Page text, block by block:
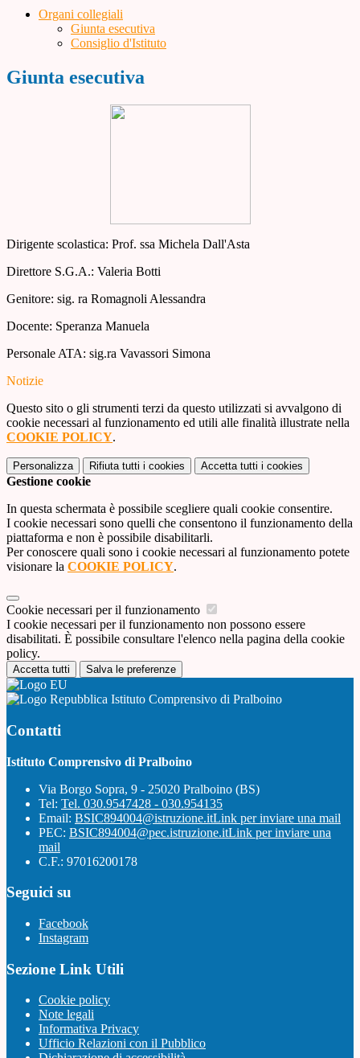
Organi collegiali
Giunta esecutiva
Consiglio d'Istituto
Giunta esecutiva
Dirigente scolastica: Prof. ssa Michela Dall'Asta
Direttore S.G.A.: Valeria Botti
Genitore: sig. ra Romagnoli Alessandra
Docente: Speranza Manuela
Personale ATA: sig.ra Vavassori Simona
Notizie
Questo sito o gli strumenti terzi da questo utilizzati si avvalgono di
cookie necessari al funzionamento ed utili alle finalità illustrate nella
COOKIE POLICY.
Personalizza Rifiuta tutti i cookies Accetta tutti i cookies
Gestione cookie
In questa schermata è possibile scegliere quali cookie consentire.
I cookie necessari sono quelli che consentono il funzionamento della
piattaforma e non è possibile disabilitarli.
Per conoscere quali sono i cookie necessari al funzionamento potete
visionare la COOKIE POLICY.
Cookie necessari per il funzionamento
I cookie necessari per il funzionamento non possono essere
disabilitati. È possibile consultare l'elenco nella pagina della cookie
policy.
Accetta tutti Salva le preferenze
Istituto Comprensivo di Pralboino
Contatti
Istituto Comprensivo di Pralboino
Via Borgo Sopra, 9 - 25020 Pralboino (BS)
Tel: Tel. 030.9547428 - 030.954135
Email: BSIC894004@istruzione.itLink per inviare una mail
PEC: BSIC894004@pec.istruzione.itLink per inviare una
mail
C.F.: 97016200178
Seguici su
Facebook
Instagram
Sezione Link Utili
Cookie policy
Note legali
Informativa Privacy
Ufficio Relazioni con il Pubblico